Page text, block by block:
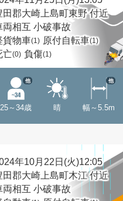
田郡大崎上島町東野 付近
両相互 小破事故
貨物車(1) 原付自転車(1)
亡(0) 負傷(1)
25～34歳
他
晴 幅～5.5m
他
年10月22日(火)12:05
田郡大崎上島町木江 付近
両相互 小破事故